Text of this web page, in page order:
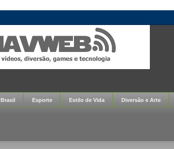
Brasil Esporte Estilo de Vida Diversão e Arte